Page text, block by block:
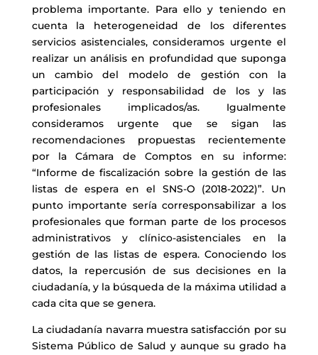
problema importante. Para ello y teniendo en
cuenta la heterogeneidad de los diferentes
servicios asistenciales, consideramos urgente el
realizar un análisis en profundidad que suponga
un cambio del modelo de gestión con la
participación y responsabilidad de los y las
profesionales implicados/as. Igualmente
consideramos urgente que se sigan las
recomendaciones propuestas recientemente
por la Cámara de Comptos en su informe:
“Informe de fiscalización sobre la gestión de las
listas de espera en el SNS-O (2018-2022)”. Un
punto importante sería corresponsabilizar a los
profesionales que forman parte de los procesos
administrativos y clínico-asistenciales en la
gestión de las listas de espera. Conociendo los
datos, la repercusión de sus decisiones en la
ciudadanía, y la búsqueda de la máxima utilidad a
cada cita que se genera.
La ciudadanía navarra muestra satisfacción por su
Sistema Público de Salud y aunque su grado ha